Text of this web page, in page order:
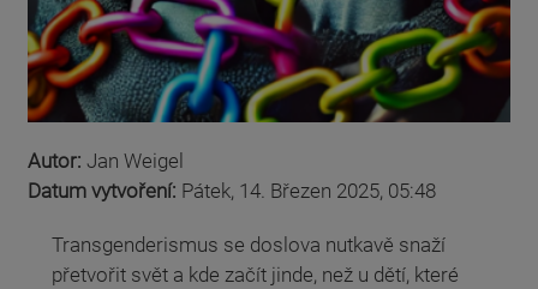
Autor: Jan Weigel
Datum vytvoření: Pátek, 14. Březen 2025, 05:48
Transgenderismus se doslova nutkavě snaží
přetvořit svět a kde začít jinde, než u dětí, které